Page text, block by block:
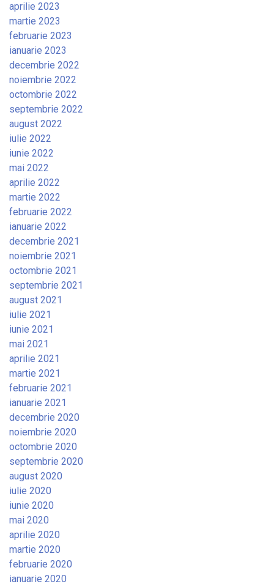
aprilie 2023
martie 2023
februarie 2023
ianuarie 2023
decembrie 2022
noiembrie 2022
octombrie 2022
septembrie 2022
august 2022
iulie 2022
iunie 2022
mai 2022
aprilie 2022
martie 2022
februarie 2022
ianuarie 2022
decembrie 2021
noiembrie 2021
octombrie 2021
septembrie 2021
august 2021
iulie 2021
iunie 2021
mai 2021
aprilie 2021
martie 2021
februarie 2021
ianuarie 2021
decembrie 2020
noiembrie 2020
octombrie 2020
septembrie 2020
august 2020
iulie 2020
iunie 2020
mai 2020
aprilie 2020
martie 2020
februarie 2020
ianuarie 2020